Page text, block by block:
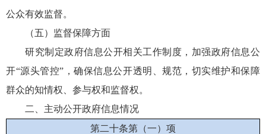
公众有效监督。
（五）监督保障方面
研究制定政府信息公开相关工作制度，加强政府信息公
开“源头管控”，确保信息公开透明、规范，切实维护和保障
群众的知情权、参与权和监督权。
二、主动公开政府信息情况
第二十条第（一）项